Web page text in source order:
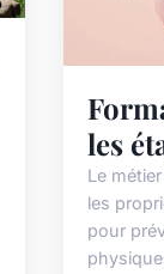
les
Le
les
pour